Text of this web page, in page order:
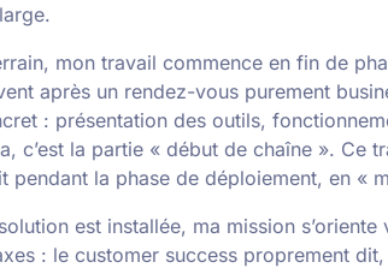
mon travail commence en fin de
après un rendez-vous purement
: présentation des outils,
c’est la partie « début de chaîne ». Ce
pendant la phase de déploiement, en «
est installée, ma mission s’oriente
: le customer success proprement